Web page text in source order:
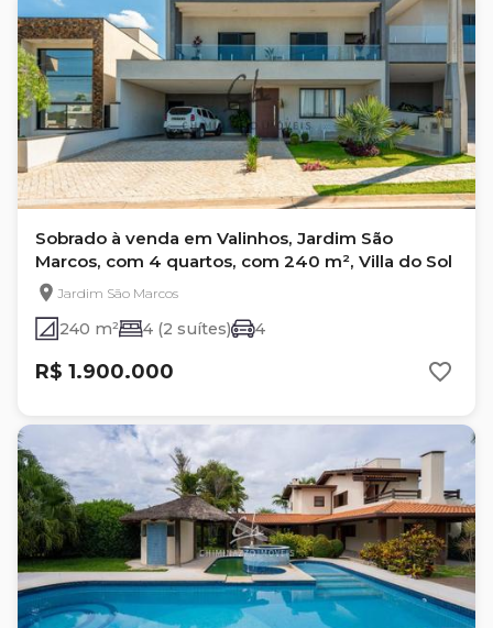
Sobrado à venda em Valinhos, Jardim São
Marcos, com 4 quartos, com 240 m², Villa do Sol
Jardim São Marcos
240 m² 4 (2 suítes) 4
R$ 1.900.000